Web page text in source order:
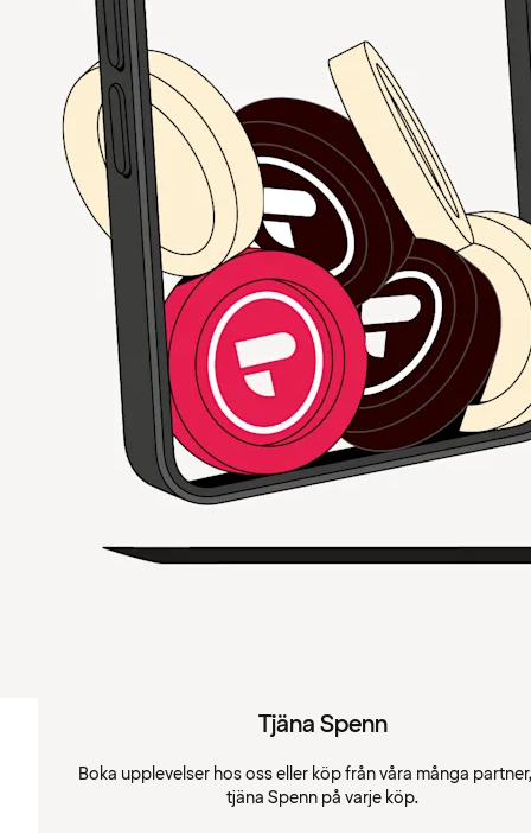
Tjäna Spenn
Boka upplevelser hos oss eller köp från våra många
tjäna Spenn på varje köp.